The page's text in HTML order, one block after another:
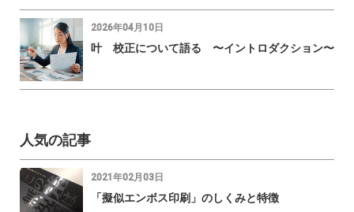
2026年04月10日
叶 校正について語る 〜イントロダクション〜
人気の記事
2021年02月03日
「擬似エンボス印刷」のしくみと特徴